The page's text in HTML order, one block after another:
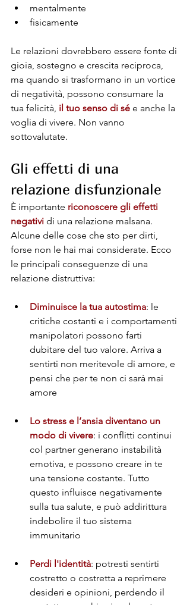
mentalmente
fisicamente
Le relazioni dovrebbero essere fonte di
gioia, sostegno e crescita reciproca,
ma quando si trasformano in un vortice
di negatività, possono consumare la
tua felicità, il tuo senso di sé e anche la
voglia di vivere. Non vanno
sottovalutate.
Gli effetti di una
relazione disfunzionale
È importante riconoscere gli effetti
negativi di una relazione malsana.
Alcune delle cose che sto per dirti,
forse non le hai mai considerate. Ecco
le principali conseguenze di una
relazione distruttiva:
Diminuisce la tua autostima: le
critiche costanti e i comportamenti
manipolatori possono farti
dubitare del tuo valore. Arriva a
sentirti non meritevole di amore, e
pensi che per te non ci sarà mai
amore
Lo stress e l’ansia diventano un
modo di vivere: i conflitti continui
col partner generano instabilità
emotiva, e possono creare in te
una tensione costante. Tutto
questo influisce negativamente
sulla tua salute, e può addirittura
indebolire il tuo sistema
immunitario
Perdi l'identità: potresti sentirti
costretto o costretta a reprimere
desideri e opinioni, perdendo il